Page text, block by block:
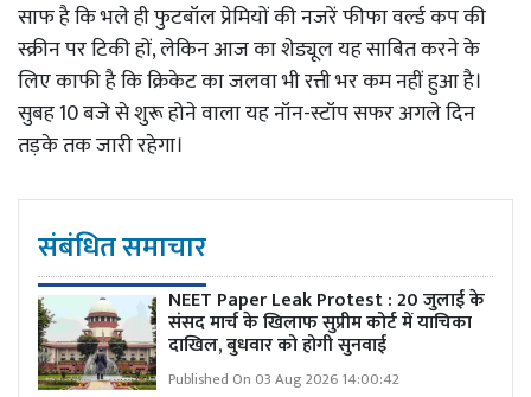
साफ है कि भले ही फुटबॉल प्रेमियों की नजरें फीफा वर्ल्ड कप की
स्क्रीन पर टिकी हों, लेकिन आज का शेड्यूल यह साबित करने के
लिए काफी है कि क्रिकेट का जलवा भी रत्ती भर कम नहीं हुआ है।
सुबह 10 बजे से शुरू होने वाला यह नॉन-स्टॉप सफर अगले दिन
तड़के तक जारी रहेगा।
संबंधित समाचार
NEET Paper Leak Protest : 20 जुलाई के
संसद मार्च के खिलाफ सुप्रीम कोर्ट में याचिका
दाखिल, बुधवार को होगी सुनवाई
Published On 03 Aug 2026 14:00:42